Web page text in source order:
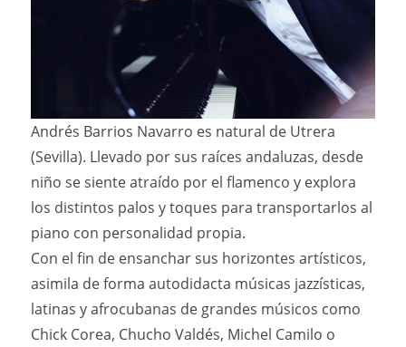
Andrés Barrios Navarro es natural de Utrera
(Sevilla). Llevado por sus raíces andaluzas, desde
niño se siente atraído por el flamenco y explora
los distintos palos y toques para transportarlos al
piano con personalidad propia.
Con el fin de ensanchar sus horizontes artísticos,
asimila de forma autodidacta músicas jazzísticas,
latinas y afrocubanas de grandes músicos como
Chick Corea, Chucho Valdés, Michel Camilo o